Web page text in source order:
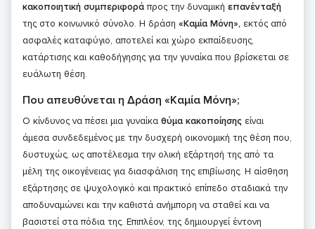
κακοποιητική συμπεριφοράπρος την δυναμική επανένταξή
της στο κοινωνικό σύνολο. Η δράση «Καμία Μόνη», εκτός από
ασφαλές καταφύγιο, αποτελεί και χώρο εκπαίδευσης,
κατάρτισης και καθοδήγησης για την γυναίκα που βρίσκεται σε
ευάλωτη θέση.
Που απευθύνεται η Δράση «Καμία Μόνη»;
Ο κίνδυνος να πέσει μια γυναίκα θύμα κακοποίησης είναι
άμεσα συνδεδεμένος με την δυσχερή οικονομική της θέση που,
δυστυχώς, ως αποτέλεσμα την ολική εξάρτησή της από τα
μέλη της οικογένειας για διασφάλιση της επιβίωσης. Η αίσθηση
εξάρτησης σε ψυχολογικό και πρακτικό επίπεδο σταδιακά την
αποδυναμώνει και την καθιστά ανήμπορη να σταθεί και να
βασιστεί στα πόδια της. Επιπλέον, της δημιουργεί έντονη